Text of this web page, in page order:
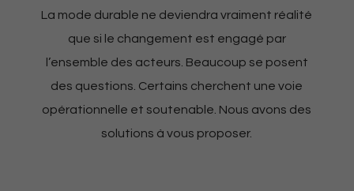
La mode durable ne deviendra vraiment réalité
que si le changement est engagé par
l’ensemble des acteurs. Beaucoup se posent
des questions. Certains cherchent une voie
opérationnelle et soutenable. Nous avons des
solutions à vous proposer.